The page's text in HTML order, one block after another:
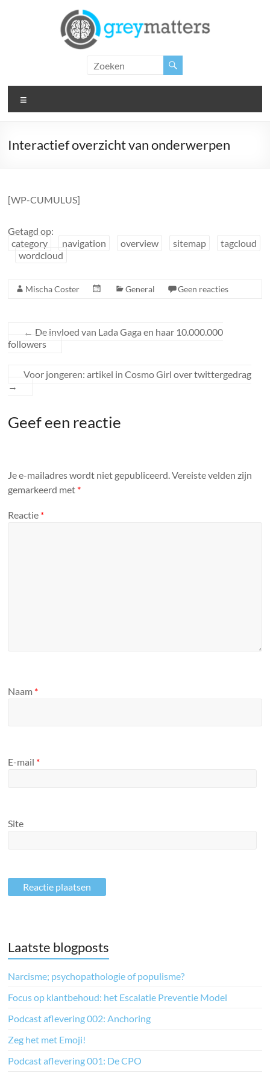
Matters
Insight.
Inspiration.
Interactief overzicht van onderwerpen
[WP-CUMULUS]
Getagd op:
category
navigation overview sitemap
tagcloud
wordcloud
Mischa Coster General Geen reacties
← De invloed van Lada Gaga en haar 10.000.000
followers
Voor jongeren: artikel in Cosmo Girl over twittergedrag
→
Geef een reactie
Je e-mailadres wordt niet gepubliceerd.Vereiste velden zijn
gemarkeerd met *
Reactie *
Naam *
E-mail *
Site
Laatste blogposts
Narcisme; psychopathologie of populisme?
Focus op klantbehoud: het Escalatie Preventie Model
Podcast aflevering 002: Anchoring
Zeg het met Emoji!
Podcast aflevering 001: De CPO